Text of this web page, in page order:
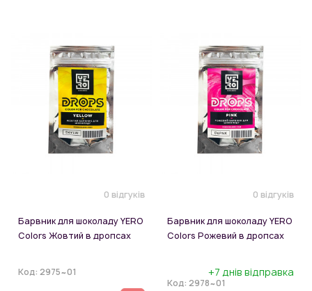
0 відгуків
Барвник для шоколаду YERO
Colors Жовтий в дропсах
Код: 2975~01
0 відгуків
Барвник для шоколаду YERO
Colors Рожевий в дропсах
+7 днів відправка
Код: 2978~01